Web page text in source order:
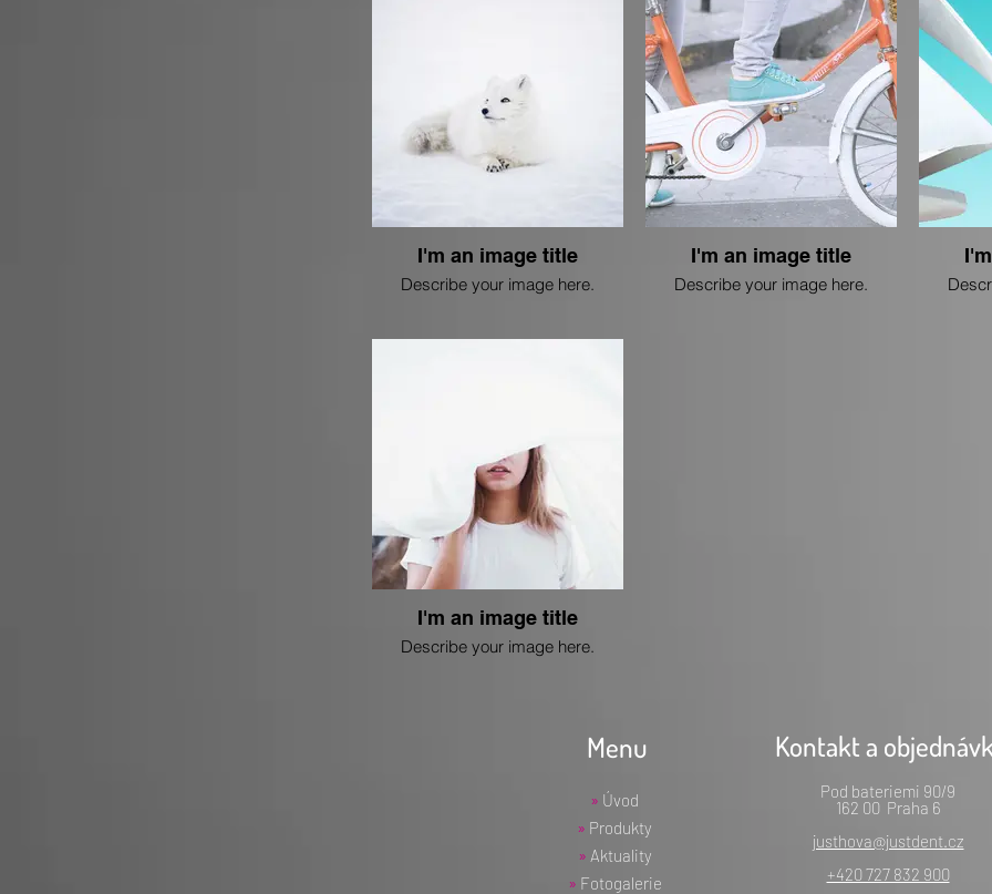
I'm an image title
Describe your image here.
I'm an image title
Describe your image here.
I'm an image title
Describe your image here.
Menu
» Úvod
» Produkty
» Aktuality
» Fotogalerie
Kontakt a
Pod bateriemi 90/9
162 00 Praha 6
justhova@justdent.cz
+420 727 832 900